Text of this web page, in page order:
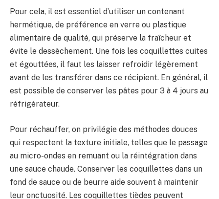
Pour cela, il est essentiel d’utiliser un contenant
hermétique, de préférence en verre ou plastique
alimentaire de qualité, qui préserve la fraîcheur et
évite le dessèchement. Une fois les coquillettes cuites
et égouttées, il faut les laisser refroidir légèrement
avant de les transférer dans ce récipient. En général, il
est possible de conserver les pâtes pour 3 à 4 jours au
réfrigérateur.
Pour réchauffer, on privilégie des méthodes douces
qui respectent la texture initiale, telles que le passage
au micro-ondes en remuant ou la réintégration dans
une sauce chaude. Conserver les coquillettes dans un
fond de sauce ou de beurre aide souvent à maintenir
leur onctuosité. Les coquillettes tièdes peuvent